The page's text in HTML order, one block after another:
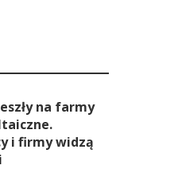
na farmy
i firmy widzą